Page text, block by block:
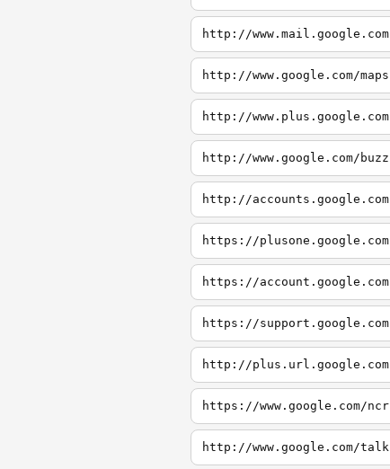
http://www.mail.google.com
http://www.google.com/maps
http://www.plus.google.com
http://www.google.com/buzz
http://accounts.google.com
https://plusone.google.com
https://account.google.com
https://support.google.com
http://plus.url.google.com
https://www.google.com/ncr
http://www.google.com/talk